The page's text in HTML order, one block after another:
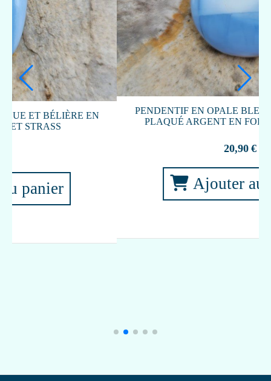
OEUF PIERRE DE SOLEIL + SUPPORT EN BOIS
OFFERT
19,90€
Ajouter au panier